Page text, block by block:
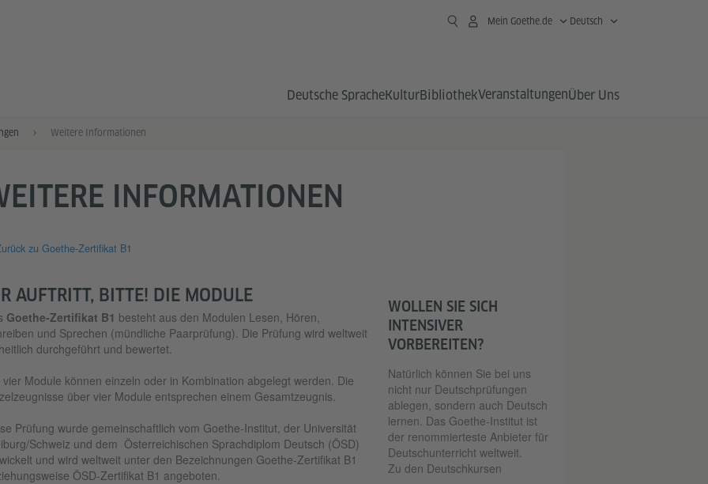
Mein Goethe.de Deutsch
Deutsche SpracheKulturBibliothekVeranstaltungenÜber Uns
Weitere Informationen
INFORMATIONEN
zu Goethe-Zertifikat B1
AUFTRITT, BITTE! DIE MODULE
Goethe-Zertifikat B1 besteht aus den Modulen Lesen, Hören,
und Sprechen (mündliche Paarprüfung). Die Prüfung wird weltweit
durchgeführt und bewertet.
vier Module können einzeln oder in Kombination abgelegt werden. Die
über vier Module entsprechen einem Gesamtzeugnis.
Prüfung wurde gemeinschaftlich vom Goethe-Institut, der Universität
Schweiz und dem Österreichischen Sprachdiplom Deutsch (ÖSD)
und wird weltweit unter den Bezeichnungen Goethe-Zertifikat B1
ÖSD-Zertifikat B1 angeboten.
WOLLEN SIE SICH
INTENSIVER
VORBEREITEN?
Natürlich können Sie bei uns
nicht nur Deutschprüfungen
ablegen, sondern auch Deutsch
lernen. Das Goethe-Institut ist
der renommierteste Anbieter für
Deutschunterricht weltweit.
Zu den Deutschkursen